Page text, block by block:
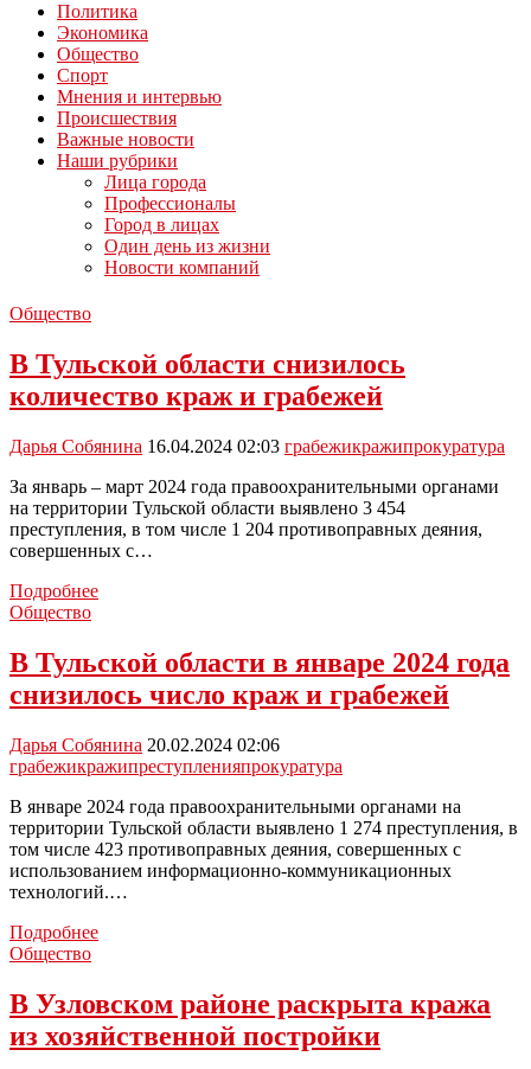
Политика
Экономика
Общество
Спорт
Мнения и интервью
Происшествия
Важные новости
Наши рубрики
Лица города
Профессионалы
Город в лицах
Один день из жизни
Новости компаний
Общество
В Тульской области снизилось
количество краж и грабежей
Дарья Собянина 16.04.2024 02:03 грабежикражипрокуратура
За январь – март 2024 года правоохранительными органами
на территории Тульской области выявлено 3 454
преступления, в том числе 1 204 противоправных деяния,
совершенных с…
ПодробнееВ
снизилось
количество
краж
грабежей
Общество
В Тульской области в январе 2024 года
снизилось число краж и грабежей
Дарья Собянина 20.02.2024 02:06
грабежикражипреступленияпрокуратура
В январе 2024 года правоохранительными органами на
территории Тульской области выявлено 1 274 преступления, в
том числе 423 противоправных деяния, совершенных с
использованием информационно-коммуникационных
технологий.…
ПодробнееВ
январе
2024
Общество
В Узловском районе раскрыта кража
из хозяйственной постройки